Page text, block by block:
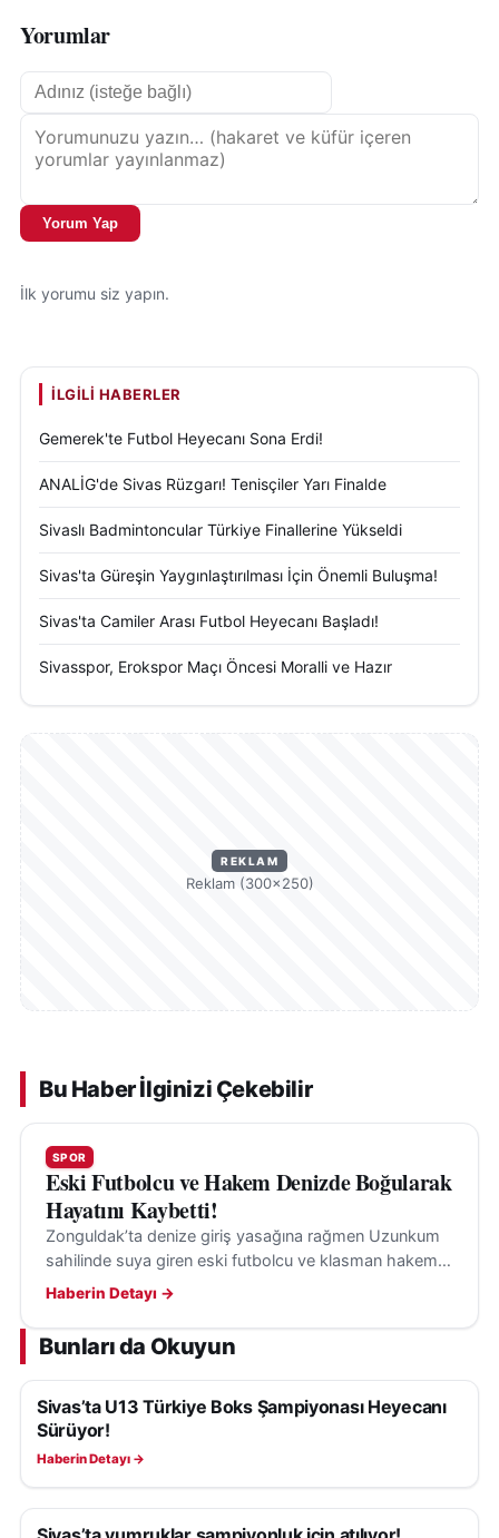
Yorumlar
Yorum Yap
İlk yorumu siz yapın.
İLGILI HABERLER
Gemerek'te Futbol Heyecanı Sona Erdi!
ANALİG'de Sivas Rüzgarı! Tenisçiler Yarı Finalde
Sivaslı Badmintoncular Türkiye Finallerine Yükseldi
Sivas'ta Güreşin Yaygınlaştırılması İçin Önemli Buluşma!
Sivas'ta Camiler Arası Futbol Heyecanı Başladı!
Sivasspor, Erokspor Maçı Öncesi Moralli ve Hazır
REKLAM
Reklam (300×250)
Bu Haber İlginizi Çekebilir
SPOR
Eski Futbolcu ve Hakem Denizde Boğularak
Hayatını Kaybetti!
Zonguldak’ta denize giriş yasağına rağmen Uzunkum
sahilinde suya giren eski futbolcu ve klasman hakemi
Hakan Ergin (34), denizde boğularak yaşamını yitirdi.
Haberin Detayı →
Bunları da Okuyun
SPOR
Sivas’ta U13 Türkiye Boks Şampiyonası Heyecanı
Sürüyor!
Haberin Detayı →
SPOR